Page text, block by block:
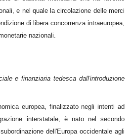
e nel quale la circolazione delle merci
di libera concorrenza intraeuropea,
nazionali.
e finanziaria tedesca dall'introduzione
europea, finalizzato negli intenti ad
interstatale, è nato nel secondo
dell'Europa occidentale agli